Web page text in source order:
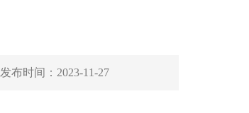
发布时间： 2023-11-27